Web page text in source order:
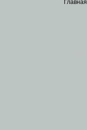
Главная